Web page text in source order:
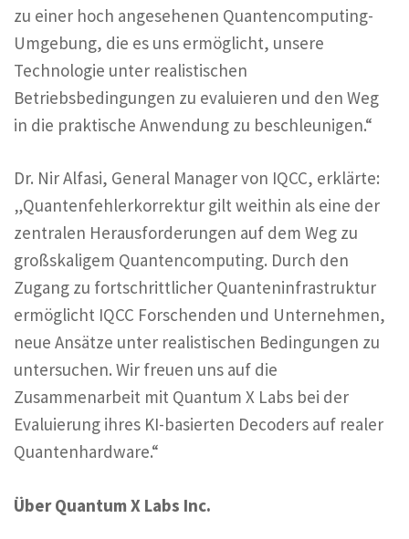
zu einer hoch angesehenen Quantencomputing-
Umgebung, die es uns ermöglicht, unsere
Technologie unter realistischen
Betriebsbedingungen zu evaluieren und den Weg
in die praktische Anwendung zu beschleunigen.“
Dr. Nir Alfasi, General Manager von IQCC, erklärte:
„Quantenfehlerkorrektur gilt weithin als eine der
zentralen Herausforderungen auf dem Weg zu
großskaligem Quantencomputing. Durch den
Zugang zu fortschrittlicher Quanteninfrastruktur
ermöglicht IQCC Forschenden und Unternehmen,
neue Ansätze unter realistischen Bedingungen zu
untersuchen. Wir freuen uns auf die
Zusammenarbeit mit Quantum X Labs bei der
Evaluierung ihres KI-basierten Decoders auf realer
Quantenhardware.“
Über Quantum X Labs Inc.